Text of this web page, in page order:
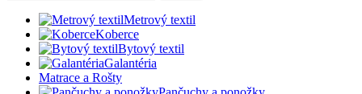
Metrový textil
Koberce
Bytový textil
Galantéria
Matrace a Rošty